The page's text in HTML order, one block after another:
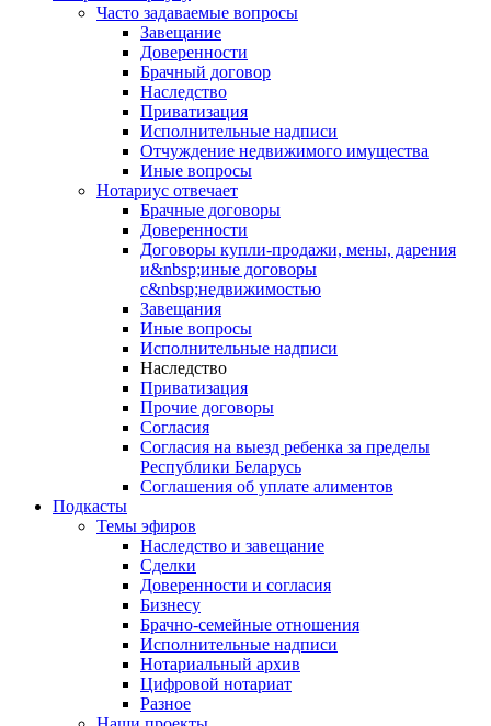
Часто задаваемые вопросы
Завещание
Доверенности
Брачный договор
Наследство
Приватизация
Исполнительные надписи
Отчуждение недвижимого имущества
Иные вопросы
Нотариус отвечает
Брачные договоры
Доверенности
Договоры купли-продажи, мены, дарения
и&nbsp;иные договоры
с&nbsp;недвижимостью
Завещания
Иные вопросы
Исполнительные надписи
Наследство
Приватизация
Прочие договоры
Согласия
Согласия на выезд ребенка за пределы
Республики Беларусь
Соглашения об уплате алиментов
Подкасты
Темы эфиров
Наследство и завещание
Сделки
Доверенности и согласия
Бизнесу
Брачно-семейные отношения
Исполнительные надписи
Нотариальный архив
Цифровой нотариат
Разное